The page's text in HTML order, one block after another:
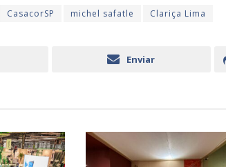
CasacorSP michel safatle Clariça Lima
Enviar